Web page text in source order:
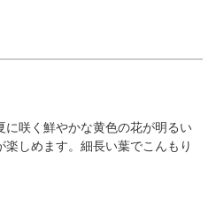
に咲く鮮やかな黄色の花が明るい
しめます。細長い葉でこんもり